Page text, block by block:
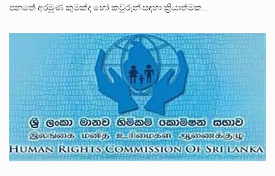
පනතේ අරමුණ කුමක්ද හෝ කවුරුන් සඳහා ක්‍රියාත්මක…